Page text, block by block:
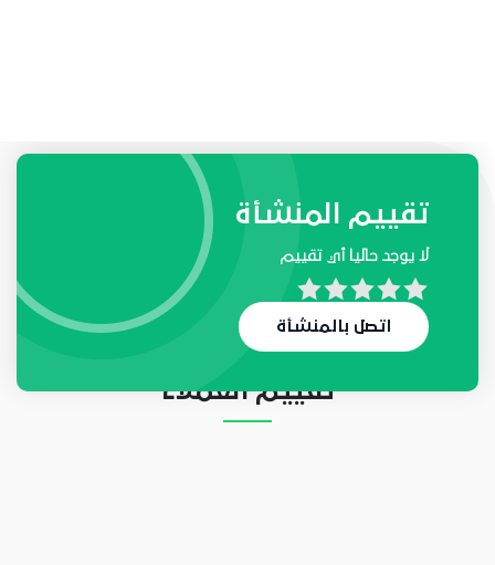
طلبات واحتياجات المنشأة
لا يوجد حاليا أي طلب
تقييم العملاء
تقييم المنشأة
لا يوجد حاليا أي تقييم
اتصل بالمنشأة